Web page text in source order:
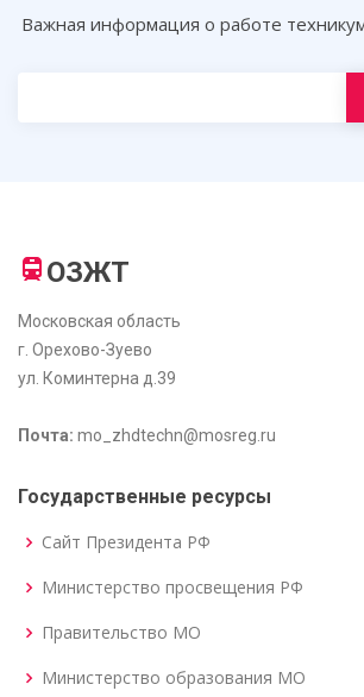
Важная информация о работе
ОЗЖТ
Московская область
г. Орехово-Зуево
ул. Коминтерна д.39
Почта: mo_zhdtechn@mosreg.ru
Государственные ресурсы
Сайт Президента РФ
Министерство просвещения РФ
Правительство МО
Министерство образования МО